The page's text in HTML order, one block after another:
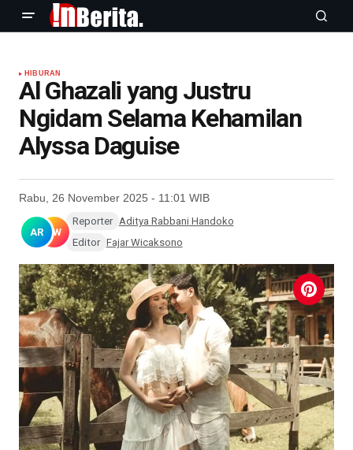
HIBURAN
Al Ghazali yang Justru
Ngidam Selama Kehamilan
Alyssa Daguise
Rabu, 26 November 2025 - 11:01 WIB
AR FW
Reporter Aditya Rabbani Handoko
Editor Fajar Wicaksono